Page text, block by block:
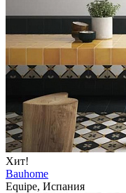
Хит!
Bauhome
Equipe, Испания